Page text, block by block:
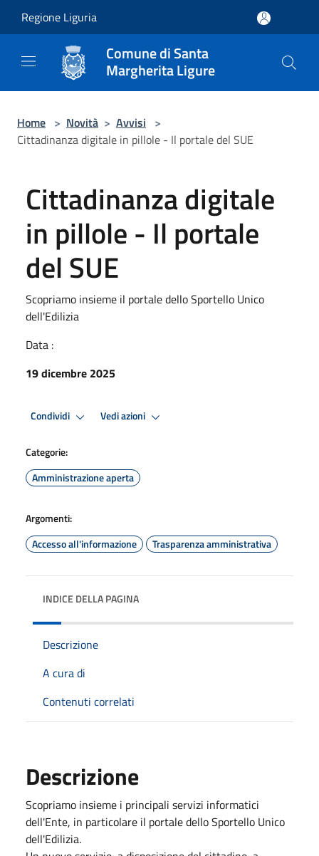
Regione Liguria
Comune di Santa
Margherita Ligure
Home > Novità > Avvisi >
Cittadinanza digitale in pillole - Il portale del SUE
Cittadinanza digitale
in pillole - Il portale
del SUE
Scopriamo insieme il portale dello Sportello Unico
dell'Edilizia
Data :
19 dicembre 2025
Condividi Vedi azioni
Categorie:
Amministrazione aperta
Argomenti:
Accesso all'informazione
Trasparenza amministrativa
INDICE DELLA PAGINA
Descrizione
A cura di
Contenuti correlati
Descrizione
Scopriamo insieme i principali servizi informatici
dell'Ente, in particolare il portale dello Sportello Unico
dell'Edilizia.